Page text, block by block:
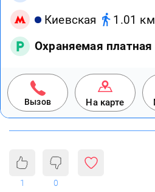
Киевская
1.01 км
Охраняемая платная
Вызов На карте
1 0